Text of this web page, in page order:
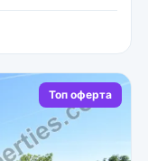
Топ оферта